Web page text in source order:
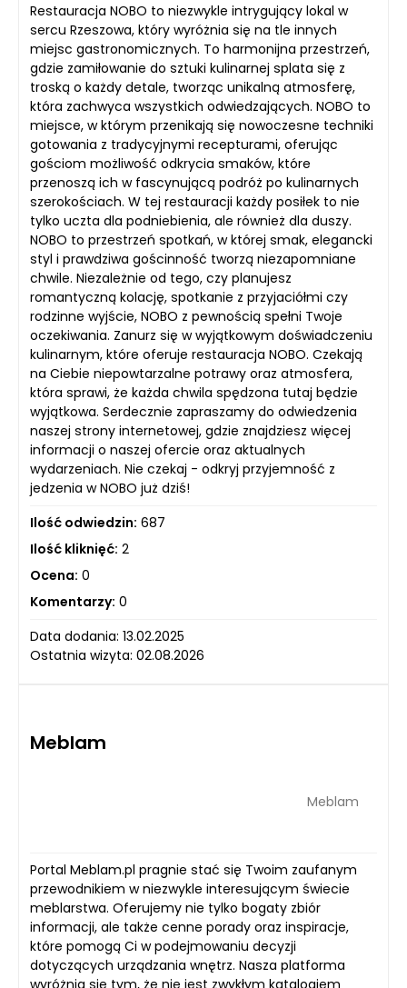
Restauracja NOBO to niezwykle intrygujący lokal w
sercu Rzeszowa, który wyróżnia się na tle innych
miejsc gastronomicznych. To harmonijna przestrzeń,
gdzie zamiłowanie do sztuki kulinarnej splata się z
troską o każdy detale, tworząc unikalną atmosferę,
która zachwyca wszystkich odwiedzających. NOBO to
miejsce, w którym przenikają się nowoczesne techniki
gotowania z tradycyjnymi recepturami, oferując
gościom możliwość odkrycia smaków, które
przenoszą ich w fascynującą podróż po kulinarnych
szerokościach. W tej restauracji każdy posiłek to nie
tylko uczta dla podniebienia, ale również dla duszy.
NOBO to przestrzeń spotkań, w której smak, elegancki
styl i prawdziwa gościnność tworzą niezapomniane
chwile. Niezależnie od tego, czy planujesz
romantyczną kolację, spotkanie z przyjaciółmi czy
rodzinne wyjście, NOBO z pewnością spełni Twoje
oczekiwania. Zanurz się w wyjątkowym doświadczeniu
kulinarnym, które oferuje restauracja NOBO. Czekają
na Ciebie niepowtarzalne potrawy oraz atmosfera,
która sprawi, że każda chwila spędzona tutaj będzie
wyjątkowa. Serdecznie zapraszamy do odwiedzenia
naszej strony internetowej, gdzie znajdziesz więcej
informacji o naszej ofercie oraz aktualnych
wydarzeniach. Nie czekaj - odkryj przyjemność z
jedzenia w NOBO już dziś!
Ilość odwiedzin: 687
Ilość kliknięć: 2
Ocena: 0
Komentarzy: 0
Data dodania: 13.02.2025
Ostatnia wizyta: 02.08.2026
Meblam
Meblam
Portal Meblam.pl pragnie stać się Twoim zaufanym
przewodnikiem w niezwykle interesującym świecie
meblarstwa. Oferujemy nie tylko bogaty zbiór
informacji, ale także cenne porady oraz inspiracje,
które pomogą Ci w podejmowaniu decyzji
dotyczących urządzania wnętrz. Nasza platforma
wyróżnia się tym, że nie jest zwykłym katalogiem